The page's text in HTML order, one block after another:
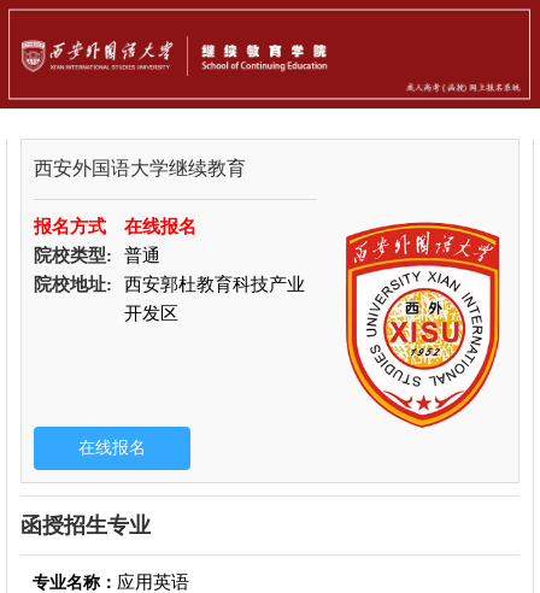
西安外国语大学继续教育
报名方式
在线报名
院校类型:
普通
院校地址:
西安郭杜教育科技产业
开发区
函授招生专业
专业名称： 应用英语